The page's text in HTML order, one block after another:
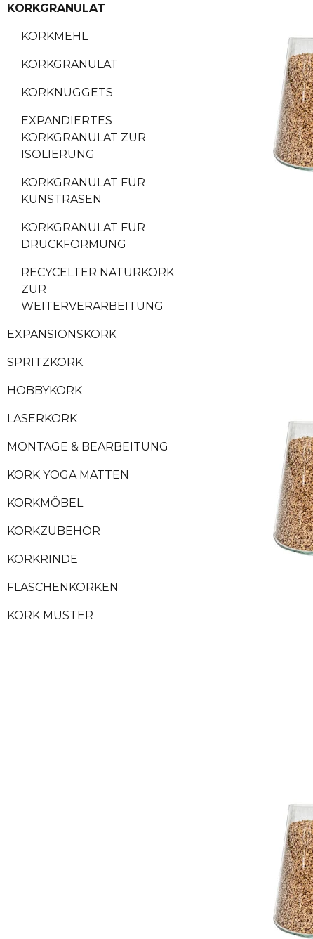
KORKGRANULAT
KORKMEHL
KORKGRANULAT
KORKNUGGETS
EXPANDIERTES
KORKGRANULAT ZUR
ISOLIERUNG
KORKGRANULAT FÜR
KUNSTRASEN
KORKGRANULAT FÜR
DRUCKFORMUNG
RECYCELTER NATURKORK
ZUR
WEITERVERARBEITUNG
EXPANSIONSKORK
SPRITZKORK
HOBBYKORK
LASERKORK
MONTAGE & BEARBEITUNG
KORK YOGA MATTEN
KORKMÖBEL
KORKZUBEHÖR
KORKRINDE
FLASCHENKORKEN
KORK MUSTER